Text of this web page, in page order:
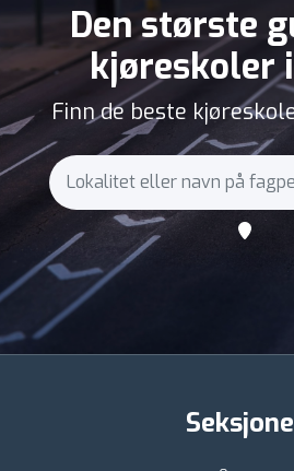
Den største
kjøreskoler
Finn de beste